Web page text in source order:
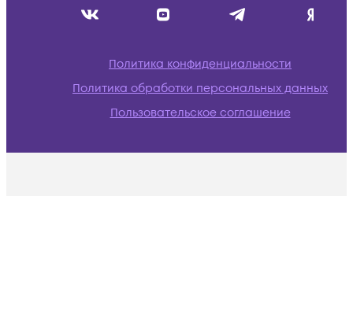
Политика конфиденциальности
Политика обработки персональных данных
Пользовательское соглашение